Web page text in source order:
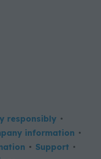
responsibly
information
Support